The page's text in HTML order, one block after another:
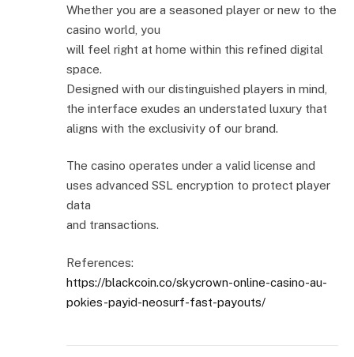
Whether you are a seasoned player or new to the
casino world, you
will feel right at home within this refined digital
space.
Designed with our distinguished players in mind,
the interface exudes an understated luxury that
aligns with the exclusivity of our brand.
The casino operates under a valid license and
uses advanced SSL encryption to protect player
data
and transactions.
References:
https://blackcoin.co/skycrown-online-casino-au-
pokies-payid-neosurf-fast-payouts/